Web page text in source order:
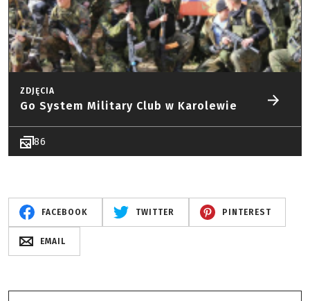
ZDJĘCIA
Go System Military Club w Karolewie
86
FACEBOOK TWITTER PINTEREST
EMAIL